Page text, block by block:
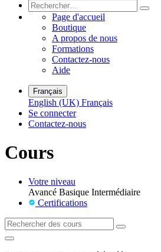
Page d'accueil
Boutique
A propos de nous
Formations
Contactez-nous
Aide
Français
English (UK) Français
Se connecter
Contactez-nous
Cours
Votre niveau
Avancé Basique Intermédiaire
Certifications